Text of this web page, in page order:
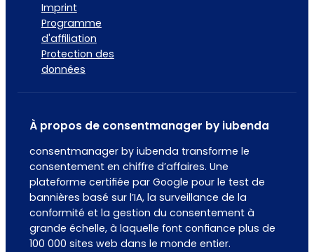
Imprint
Programme
d'affiliation
Protection des
données
À propos de consentmanager by iubenda
consentmanager by iubenda transforme le
consentement en chiffre d’affaires. Une
plateforme certifiée par Google pour le test de
bannières basé sur l’IA, la surveillance de la
conformité et la gestion du consentement à
grande échelle, à laquelle font confiance plus de
100 000 sites web dans le monde entier.